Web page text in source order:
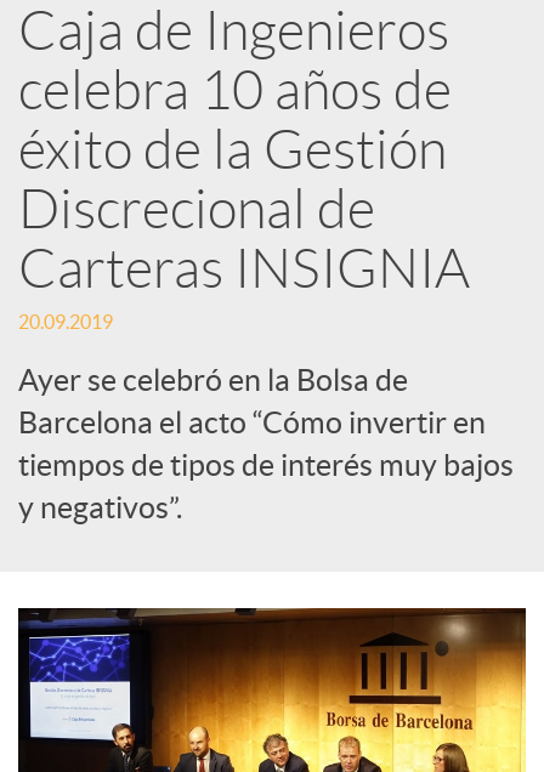
b
l
i
c
d
o
d
e
Caja de Ingenieros
celebra 10 años de
éxito de la Gestión
Discrecional de
Carteras INSIGNIA
20.09.2019
Ayer se celebró en la Bolsa de
Barcelona el acto “Cómo invertir en
tiempos de tipos de interés muy bajos
y negativos”.